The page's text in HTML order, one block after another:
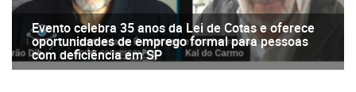
Evento celebra 35 anos da Lei de Cotas e oferece
oportunidades de emprego formal para pessoas
com deficiência em SP